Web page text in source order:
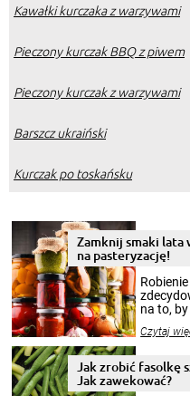
Kawałki kurczaka z warzywami
Pieczony kurczak BBQ z piwem
Pieczony kurczak z warzywami
Barszcz ukraiński
Kurczak po toskańsku
Zamknij smaki lata
na pasteryzację!
na to,
pełni
Czytaj
Jak zrobić fasolkę
Jak zawekować?